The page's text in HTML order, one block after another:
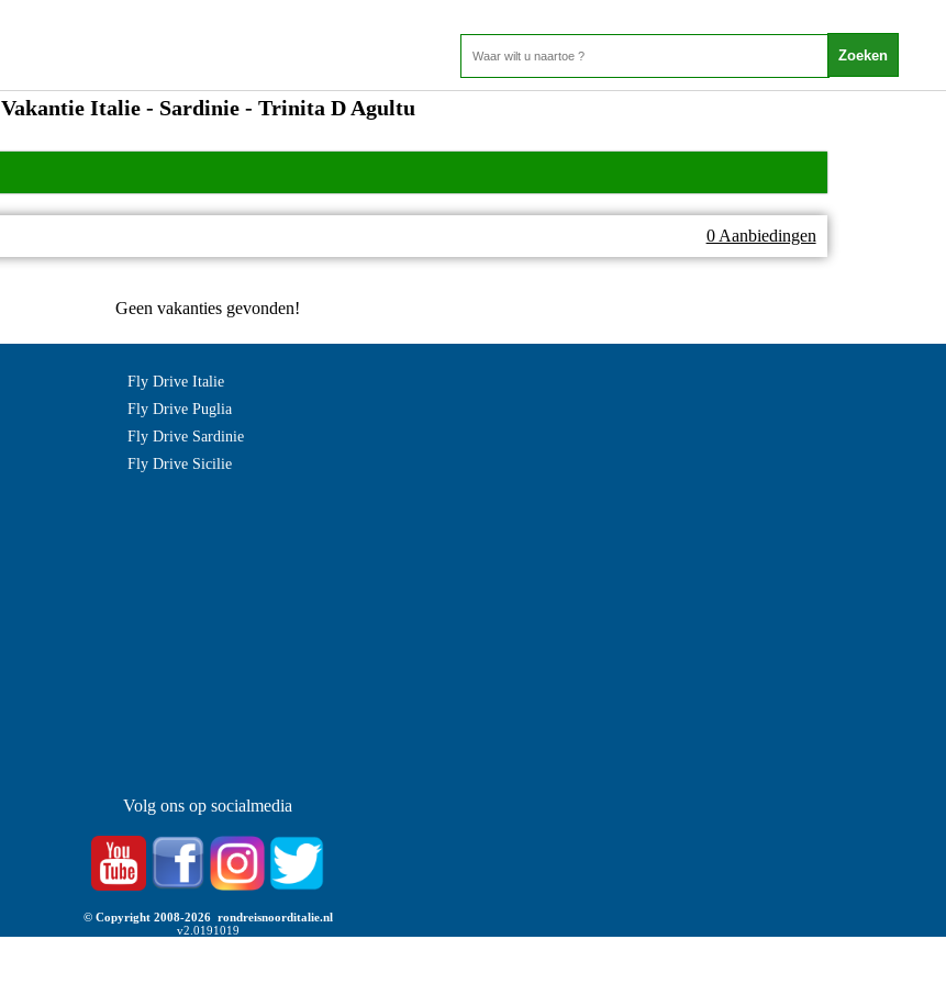
Vakantie Italie - Sardinie - Trinita D Agultu
0 Aanbiedingen
Geen vakanties gevonden!
Fly Drive Italie
Fly Drive Puglia
Fly Drive Sardinie
Fly Drive Sicilie
Volg ons op socialmedia
© Copyright 2008-2026 rondreisnoorditalie.nl
v2.0191019